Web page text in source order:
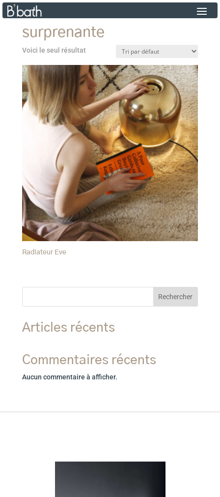
surprenante
Voici le seul résultat
Radiateur Eve
Rechercher
Articles récents
Commentaires récents
Aucun commentaire à afficher.